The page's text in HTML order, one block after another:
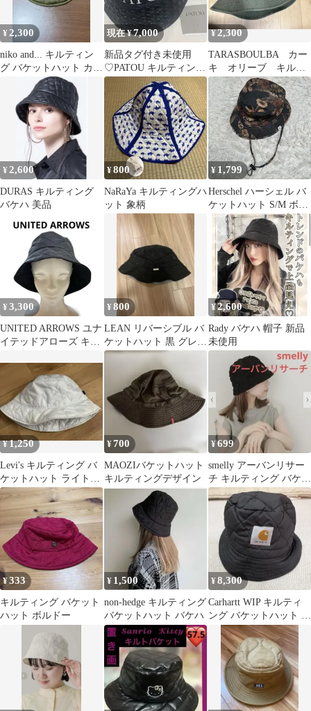
¥ 2,300
niko and... キルティン
グ バケットハット カー
現在 ¥7,000
新品タグ付き未使用
♡PATOU キルティング
バケットハット
¥2,300
TARASBOULBA カー
キ オリーブ キルテ
ィング バケットハッ
ト
¥ 2,600
DURAS キルティング
バケハ 美品
¥800
NaRaYa キルティングハ
ット 象柄
¥ 1,799
Herschel ハーシェル バ
ケットハット S/M ボタ
ニカル 花柄 カーキ系
¥ 3,300
UNITED ARROWS ユナ
イテッドアローズ キル
ト
¥800
LEAN リバーシブル バ
ケットハット 黒 グレー
キルティング 両面使え
¥2,600
Rady バケハ 帽子 新品
未使用
¥1,250
Levi's キルティング バ
ケットハット ライトブ
ルー帽子
¥700
MAOZIバケットハット
キルティングデザイン
¥699
smelly アーバンリサー
チ キルティング バケッ
トハット ポコポコデザ
イン
¥333
キルティング バケット
ハット ボルドー
¥ 1,500
non-hedge キルティング
バケットハット バケハ
¥8,300
Carhartt WIP キルティ
ング バケットハット ブ
ラック